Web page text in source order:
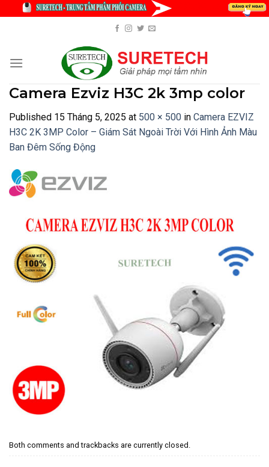
Camera Ezviz H3C 2k 3mp color
Published 15 Tháng 5, 2025 at 500 × 500 in Camera EZVIZ
H3C 2K 3MP Color – Giám Sát Ngoài Trời Với Hình Ảnh Màu
Ban Đêm Sống Động
Both comments and trackbacks are currently closed.